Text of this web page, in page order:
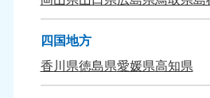
四国地方
香川県徳島県愛媛県高知県